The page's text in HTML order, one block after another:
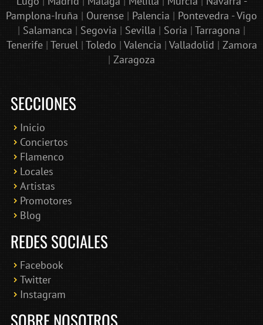
Pamplona-Iruña | Ourense | Palencia | Pontevedra - Vigo
| Salamanca | Segovia | Sevilla | Soria | Tarragona |
Tenerife| Teruel| Toledo | Valencia | Valladolid | Zamora
| Zaragoza
SECCIONES
Inicio
Conciertos
Flamenco
Locales
Artistas
Promotores
Blog
REDES SOCIALES
Facebook
Twitter
Instagram